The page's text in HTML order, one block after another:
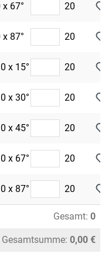
x 67° 20
x 87° 20
x 15° 20
x 30° 20
x 45° 20
x 67° 20
x 87° 20
Gesamt: 0
Gesamtsumme: 0,00 €